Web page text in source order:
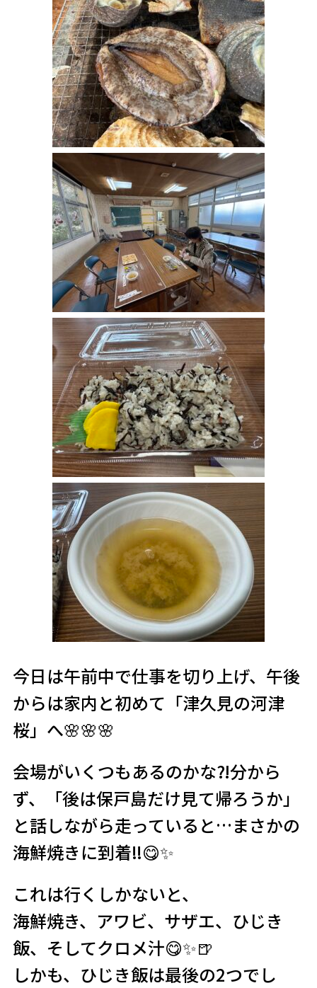
今日は午前中で仕事を切り上げ、午後
からは家内と初めて「津久見の河津
桜」へ🌸🌸🌸
会場がいくつもあるのかな⁈分から
ず、「後は保戸島だけ見て帰ろうか」
と話しながら走っていると…まさかの
海鮮焼きに到着‼️😋✨
これは行くしかないと、
海鮮焼き、アワビ、サザエ、ひじき
飯、そしてクロメ汁😋✨🍺
しかも、ひじき飯は最後の2つでし